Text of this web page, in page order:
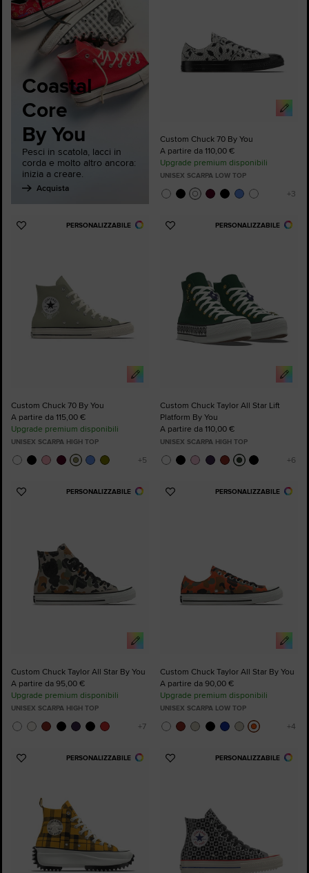
Coastal
Core
By You
Pesci in scatola, lacci in
corda e molto altro ancora:
inizia a creare.
Acquista
Custom Chuck 70 By You
A partire da 110,00 €
Upgrade premium disponibili
UNISEX SCARPA LOW TOP
PERSONALIZZABILE
Aggiungi
Custom Chuck 70 By You
A partire da 115,00 €
Upgrade premium disponibili
UNISEX SCARPA HIGH TOP
PERSONALIZZABILE
Aggiungi
Custom Chuck Taylor All Star Lift
Platform By You
A partire da 110,00 €
UNISEX SCARPA HIGH TOP
PERSONALIZZABILE
Aggiungi
Custom Chuck Taylor All Star By You
A partire da 95,00 €
Upgrade premium disponibili
UNISEX SCARPA HIGH TOP
PERSONALIZZABILE
Aggiungi
Custom Chuck Taylor All Star By You
A partire da 90,00 €
Upgrade premium disponibili
UNISEX SCARPA LOW TOP
PERSONALIZZABILE
Aggiungi
PERSONALIZZABILE
Aggiungi